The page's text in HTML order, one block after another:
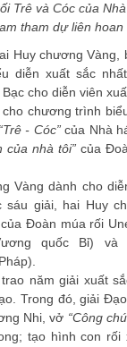
Trê và Cóc của
tham dự liên hoan
Huy chương Vàng,
diễn xuất sắc
cho diễn viên
chương trình
“Trê - Cóc”của Nhà
của nhà tôi” của
Vàng dành cho
sáu giải, hai Huy
Đoàn múa rối
quốc Bỉ)
năm giải xuất
Trong đó, giải
Nhi, vở “Công
tạo hình con